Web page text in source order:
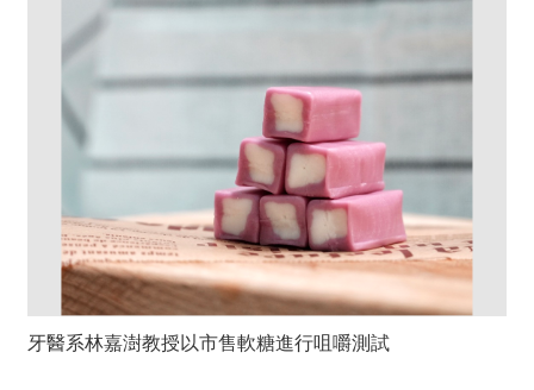
牙醫系林嘉澍教授以市售軟糖進行咀嚼測試